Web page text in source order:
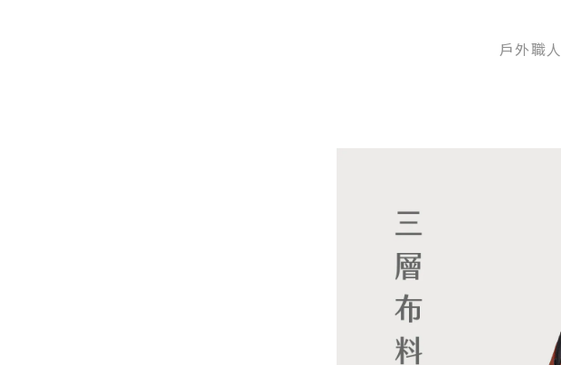
戶外職